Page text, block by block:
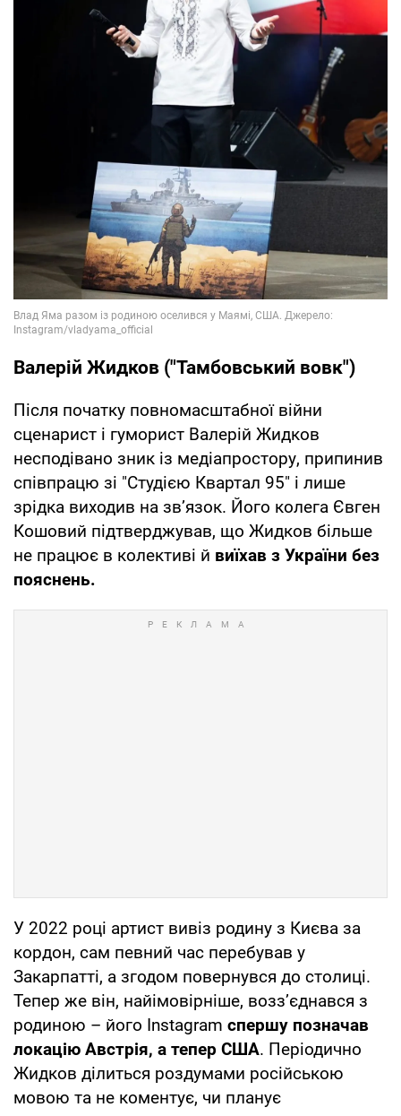
Валерій Жидков ("Тамбовський вовк")
Після початку повномасштабної війни
сценарист і гуморист Валерій Жидков
несподівано зник із медіапростору, припинив
співпрацю зі "Студією Квартал 95" і лише
зрідка виходив на зв’язок. Його колега Євген
Кошовий підтверджував, що Жидков більше
не працює в колективі й виїхав з України без
пояснень.
У 2022 році артист вивіз родину з Києва за
кордон, сам певний час перебував у
Закарпатті, а згодом повернувся до столиці.
Тепер же він, найімовірніше, возз’єднався з
родиною – його Instagram спершу позначав
локацію Австрія, а тепер США. Періодично
Жидков ділиться роздумами російською
мовою та не коментує, чи планує